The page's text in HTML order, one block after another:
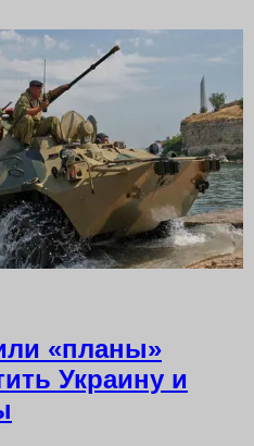
«планы»
Украину и